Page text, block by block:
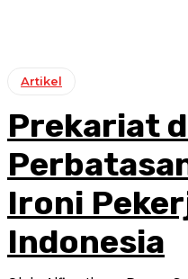
Artikel
Prekariat
Ironi
Indonesia